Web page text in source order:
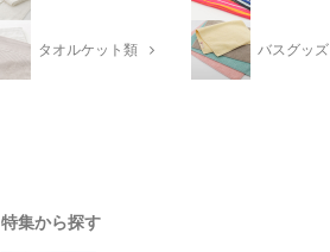
タオルケット類 バスグッズ
特集から探す